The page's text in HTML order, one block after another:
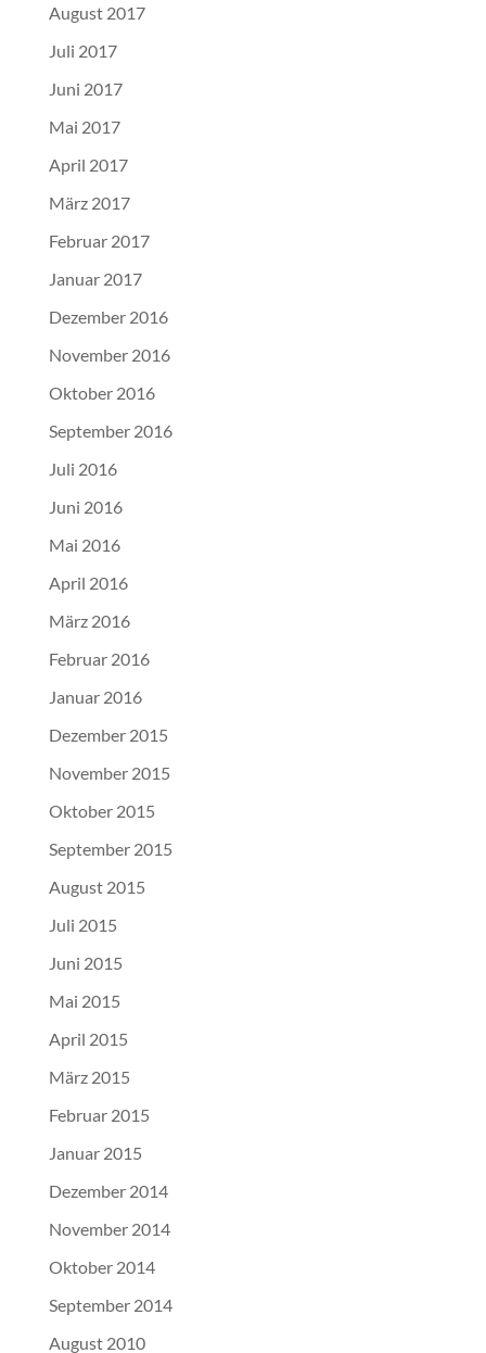
August 2017
Juli 2017
Juni 2017
Mai 2017
April 2017
März 2017
Februar 2017
Januar 2017
Dezember 2016
November 2016
Oktober 2016
September 2016
Juli 2016
Juni 2016
Mai 2016
April 2016
März 2016
Februar 2016
Januar 2016
Dezember 2015
November 2015
Oktober 2015
September 2015
August 2015
Juli 2015
Juni 2015
Mai 2015
April 2015
März 2015
Februar 2015
Januar 2015
Dezember 2014
November 2014
Oktober 2014
September 2014
August 2010